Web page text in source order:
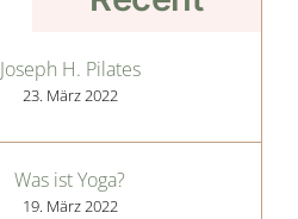
Joseph H. Pilates
23. März 2022
Was ist Yoga?
19. März 2022